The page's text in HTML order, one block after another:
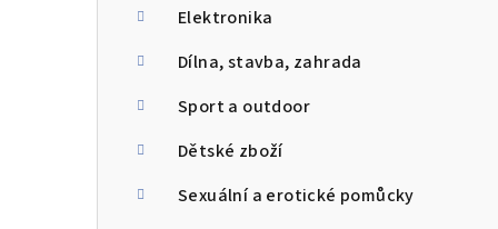
Elektronika
Dílna, stavba, zahrada
Sport a outdoor
Dětské zboží
Sexuální a erotické pomůcky